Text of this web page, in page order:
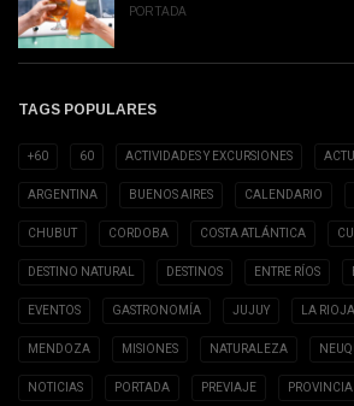
PORTADA
TAGS POPULARES
+60 60 ACTIVIDADES Y EXCURSIONES
ARGENTINA BUENOS AIRES CALENDARIO
CHUBUT CORDOBA COSTA ATLÁNTICA
DESTINO NATURAL DESTINOS ENTRE RÍOS
EVENTOS GASTRONOMÍA JUJUY LA RIOJA
MENDOZA MISIONES NATURALEZA
NOTICIAS PORTADA PREVIAJE